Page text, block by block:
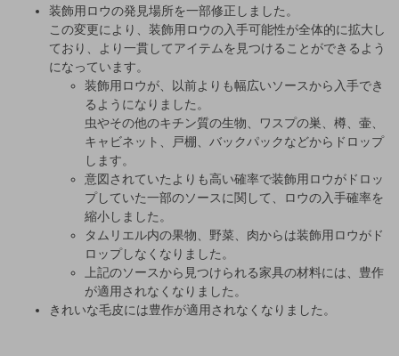
装飾用ロウの発見場所を一部修正しました。
この変更により、装飾用ロウの入手可能性が全体的に拡大し
ており、より一貫してアイテムを見つけることができるよう
になっています。
装飾用ロウが、以前よりも幅広いソースから入手でき
るようになりました。
虫やその他のキチン質の生物、ワスプの巣、樽、壷、
キャビネット、戸棚、バックパックなどからドロップ
します。
意図されていたよりも高い確率で装飾用ロウがドロッ
プしていた一部のソースに関して、ロウの入手確率を
縮小しました。
タムリエル内の果物、野菜、肉からは装飾用ロウがド
ロップしなくなりました。
上記のソースから見つけられる家具の材料には、豊作
が適用されなくなりました。
きれいな毛皮には豊作が適用されなくなりました。